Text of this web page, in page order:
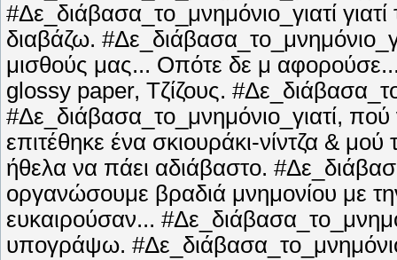
#Δε_διάβασα_το_μνημόνιο_γιατί
διαβάζω.
μισθούς μας... Οπότε δε μ αφορούσε...
glossy paper, Τζίζους.
#Δε_διάβασα_το_μνημόνιο_γιατί,
επιτέθηκε ένα σκιουράκι-νίντζα &
ήθελα να πάει αδιάβαστο.
οργανώσουμε βραδιά μνημονίου με
ευκαιρούσαν...
υπογράψω.